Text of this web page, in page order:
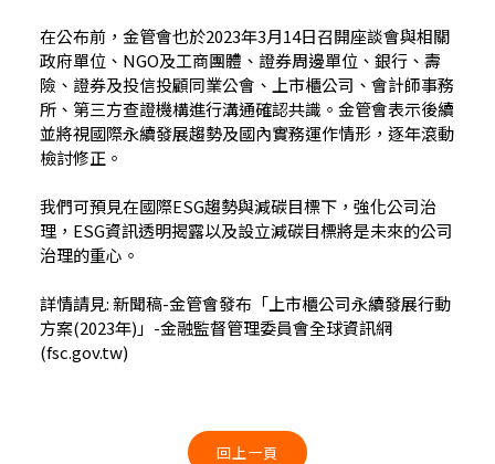
在公布前，金管會也於2023年3月14日召開座談會與相關
政府單位、NGO及工商團體、證券周邊單位、銀行、壽
險、證券及投信投顧同業公會、上市櫃公司、會計師事務
所、第三方查證機構進行溝通確認共識。金管會表示後續
並將視國際永續發展趨勢及國內實務運作情形，逐年滾動
檢討修正。
我們可預見在國際ESG趨勢與減碳目標下，強化公司治
理，ESG資訊透明揭露以及設立減碳目標將是未來的公司
治理的重心。
詳情請見:新聞稿-金管會發布「上市櫃公司永續發展行動
方案(2023年)」-金融監督管理委員會全球資訊網
(fsc.gov.tw)
回上一頁